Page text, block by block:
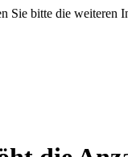
Sie bitte die weiteren